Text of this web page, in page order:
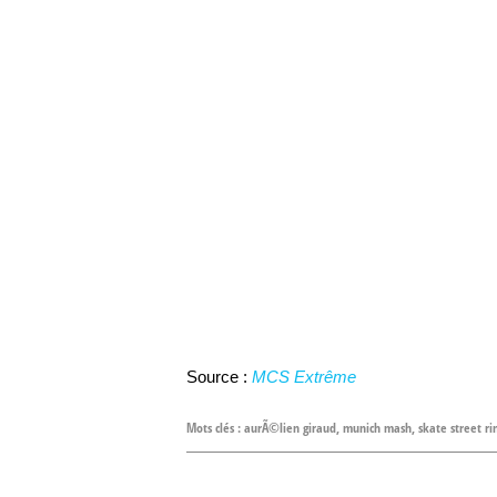
Source : MCS Extrême
Mots clés :aurÃ©lien giraud,munich mash,skate street